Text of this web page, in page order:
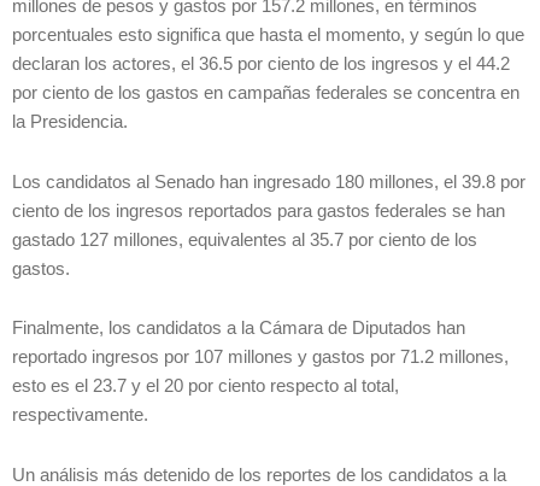
millones de pesos y gastos por 157.2 millones, en términos
porcentuales esto significa que hasta el momento, y según lo que
declaran los actores, el 36.5 por ciento de los ingresos y el 44.2
por ciento de los gastos en campañas federales se concentra en
la Presidencia.
Los candidatos al Senado han ingresado 180 millones, el 39.8 por
ciento de los ingresos reportados para gastos federales se han
gastado 127 millones, equivalentes al 35.7 por ciento de los
gastos.
Finalmente, los candidatos a la Cámara de Diputados han
reportado ingresos por 107 millones y gastos por 71.2 millones,
esto es el 23.7 y el 20 por ciento respecto al total,
respectivamente.
Un análisis más detenido de los reportes de los candidatos a la